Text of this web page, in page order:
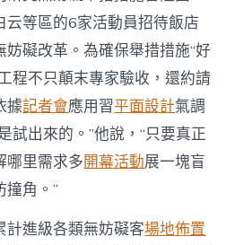
云等區的6家活動員招待飯店
礙改革。為確保舉措措施“好
程不只顛末專家驗收，還約請
據記者會應用習平面設計氣調
試出來的。”他說，“只要真正
哪里需求多開幕活動展一塊盲
角。”
進級各類無妨礙客場地佈置